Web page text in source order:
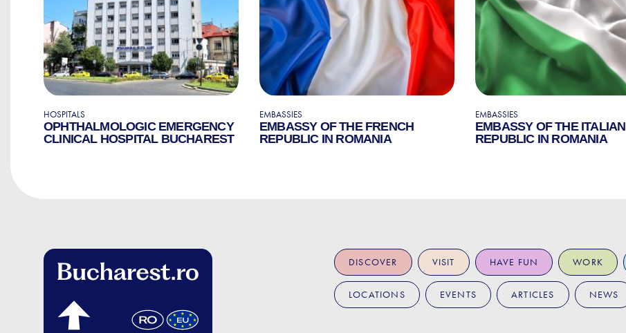
HOSPITALS
OPHTHALMOLOGIC EMERGENCY
CLINICAL HOSPITAL BUCHAREST
EMBASSIES
EMBASSY OF THE FRENCH
REPUBLIC IN ROMANIA
EMBASSIES
EMBASSY OF THE ITALIAN
REPUBLIC IN ROMANIA
DISCOVER VISIT HAVE FUN WORK
LOCATIONS EVENTS ARTICLES NEWS